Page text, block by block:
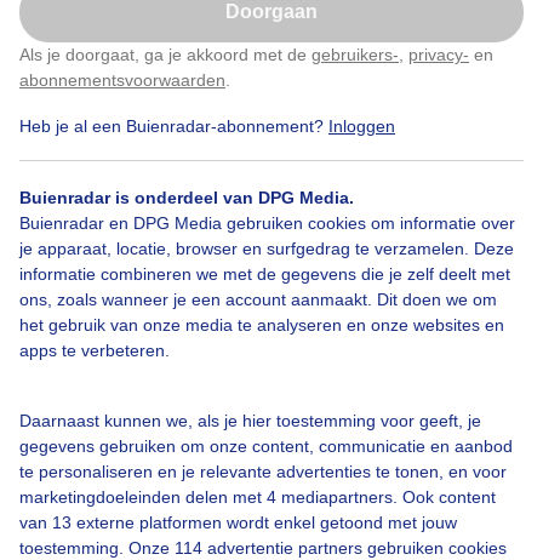
Doorgaan
Als je doorgaat, ga je akkoord met de gebruikers- privacy- en
abonnementsvoorwaarden
Heb je al een Buienradar-abonnement? Inloggen
Buienradar is onderdeel van DPG Media.
Buienradar en DPG Media gebruiken cookies om informatie over
je apparaat, locatie, browser en surfgedrag te verzamelen. Deze
informatie combineren we met de gegevens die je zelf deelt met
ons, zoals wanneer je een account aanmaakt. Dit doen we om
het gebruik van onze media te analyseren en onze websites en
apps te verbeteren.
Daarnaast kunnen we, als je hier toestemming voor geeft, je
gegevens gebruiken om onze content, communicatie en aanbod
te personaliseren en je relevante advertenties te tonen, en voor
marketingdoeleinden delen met 4 mediapartners. Ook content
van 13 externe platformen wordt enkel getoond met jouw
toestemming. Onze 114 advertentie partners gebruiken cookies
De bokkenorchis (Himantoglossum hircinum) is een
Europese orchidee. Het is een vaste plant die eerst na
enige jaren tot bloei komt. De soort is in België en
Nederland wettelijk beschermd en staat in beide
landen op de rode lijst van planten als zeer zeldzaam
maar stabiel en toenemend in aantal.
Klik hierom dit aan te passen